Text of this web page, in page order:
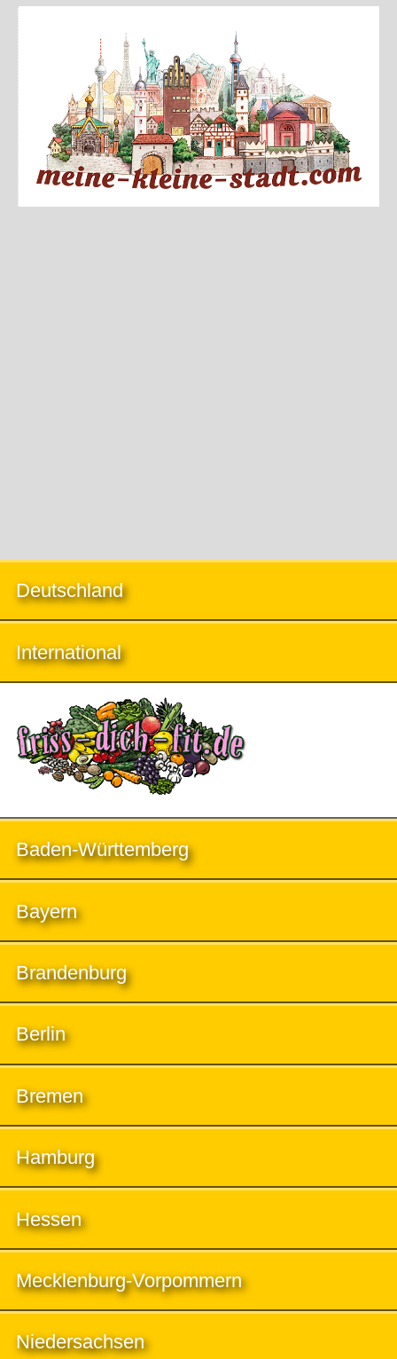
Deutschland
International
Baden-Württemberg
Bayern
Brandenburg
Berlin
Bremen
Hamburg
Hessen
Mecklenburg-Vorpommern
Niedersachsen